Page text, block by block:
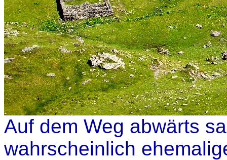
Auf dem Weg abwärts
wahrscheinlich